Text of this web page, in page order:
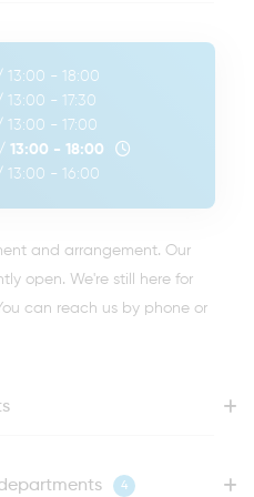
13:00 - 18:00
13:00 - 17:30
13:00 - 17:00
/ 13:00 - 18:00
13:00 - 16:00
and arrangement. Our
open. We're still here for
can reach us by phone or
4